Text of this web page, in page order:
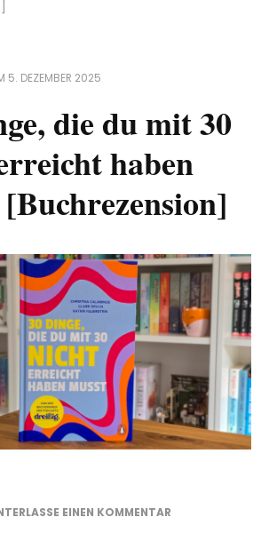
5. DEZEMBER 2025
die du mit 30
haben
EINEN KOMMENTAR